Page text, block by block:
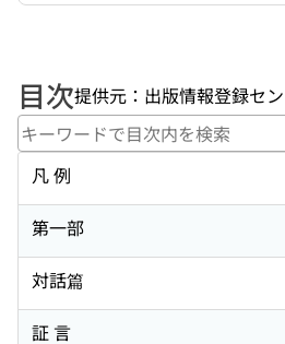
目次提供元：出版情報登録セン
凡 例
第一部
対話篇
証 言